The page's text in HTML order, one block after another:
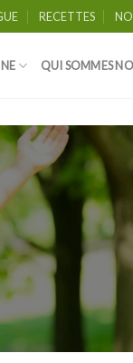
RECETTES
QUI SOMMES